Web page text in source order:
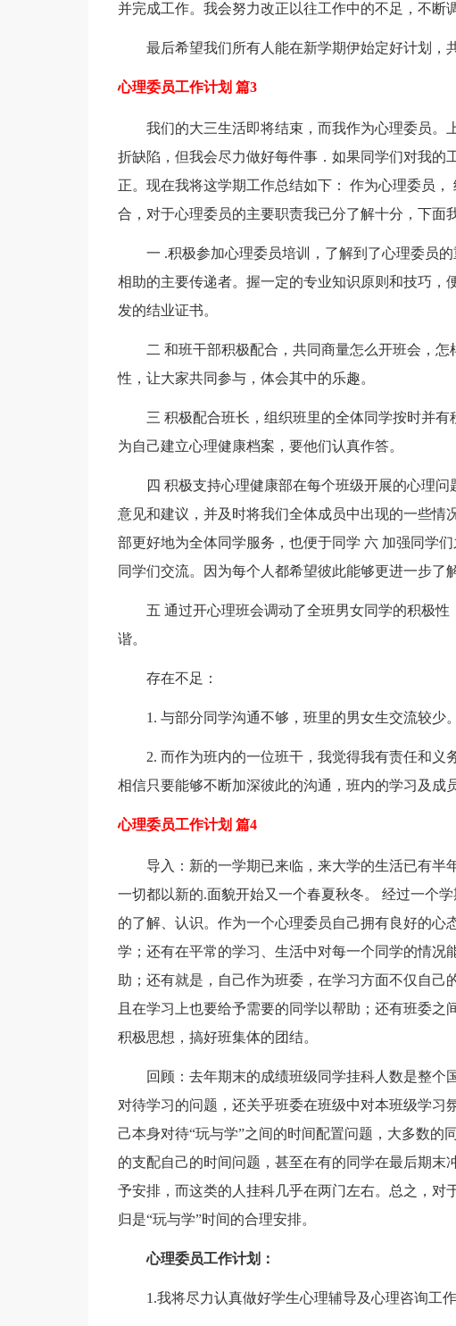
并完成工作。我会努力改正以往工作中的不足，不断
最后希望我们所有人能在新学期伊始定好计划，
心理委员工作计划 篇3
我们的大三生活即将结束，而我作为心理委员。
折缺陷，但我会尽力做好每件事．如果同学们对我的
正。现在我将这学期工作总结如下： 作为心理委员
合，对于心理委员的主要职责我已分了解十分，下面
一 .积极参加心理委员培训，了解到了心理委员
相助的主要传递者。握一定的专业知识原则和技巧，
发的结业证书。
二 和班干部积极配合，共同商量怎么开班会，
性，让大家共同参与，体会其中的乐趣。
三 积极配合班长，组织班里的全体同学按时并
为自己建立心理健康档案，要他们认真作答。
四 积极支持心理健康部在每个班级开展的心理
意见和建议，并及时将我们全体成员中出现的一些情
部更好地为全体同学服务，也便于同学 六 加强同学
同学们交流。因为每个人都希望彼此能够更进一步了
五 通过开心理班会调动了全班男女同学的积极
谐。
存在不足：
1. 与部分同学沟通不够，班里的男女生交流较少。
2. 而作为班内的一位班干，我觉得我有责任和
相信只要能够不断加深彼此的沟通，班内的学习及成
心理委员工作计划 篇4
导入：新的一学期已来临，来大学的生活已有半
一切都以新的.面貌开始又一个春夏秋冬。 经过一个
的了解、认识。作为一个心理委员自己拥有良好的心
学；还有在平常的学习、生活中对每一个同学的情况
助；还有就是，自己作为班委，在学习方面不仅自
且在学习上也要给予需要的同学以帮助；还有班委
积极思想，搞好班集体的团结。
回顾：去年期末的成绩班级同学挂科人数是整个
对待学习的问题，还关乎班委在班级中对本班级学习
己本身对待“玩与学”之间的时间配置问题，大多数的
的支配自己的时间问题，甚至在有的同学在最后期
予安排，而这类的人挂科几乎在两门左右。总之，对
归是“玩与学”时间的合理安排。
心理委员工作计划：
1.我将尽力认真做好学生心理辅导及心理咨询工